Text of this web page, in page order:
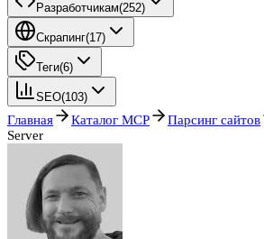
Разработчикам(252)
Скрапинг(17)
Теги(6)
SEO(103)
Главная Каталог MCP Парсинг сайтов
Server